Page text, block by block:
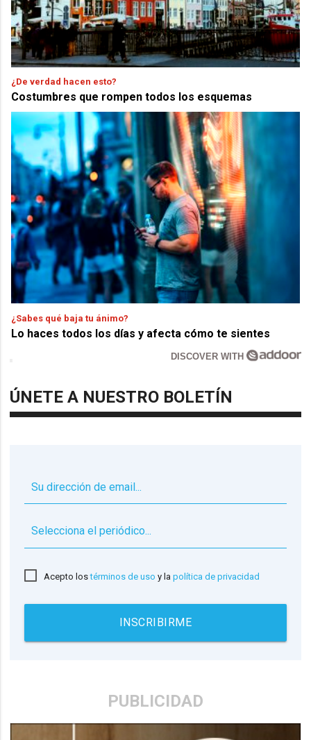
¿De verdad hacen esto?
Costumbres que rompen todos los esquemas
¿Sabes qué baja tu ánimo?
Lo haces todos los días y afecta cómo te sientes
DISCOVER WITH
ÚNETE A NUESTRO BOLETÍN
Acepto lostérminos de uso y lapolítica de privacidad
INSCRIBIRME
PUBLICIDAD